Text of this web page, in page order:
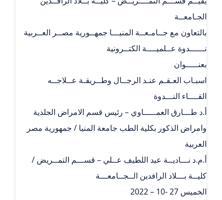
الجـامعــة
بالتعاون مع جــامـعــة المنيـــا جمهــورية مصــر العــربية
نــــــدوة عــلميــــة الكتــرونية
بعنـــــوان
اسبـاب العـقـم عنـد الرجــال وطــريقـة عــلاجــه
القــــاء النـــدوة
أ.د طـــارق العمـــــاوي – رئيس قسم الامراض الجلدية
وامراض الذكور بكلية الطب جامعة المنيا / جمهورية مصر
العربية
أ.م.د نـــاديــة عبد اللطيف عــلي – قســـم التمــريض /
كليــة بـــلاد الرافدين الــجــامعـــة
الخميس 27 -10 – 2022